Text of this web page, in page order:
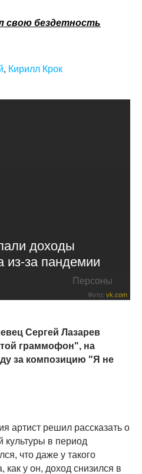
свою бездетность
, Кирилл Крок
доходы
из-за пандемии
Персоны
Фото: vk.com
Сергей Лазарев
граммофон", на
за композицию "Я не
артист решил рассказать о
культуры в период
что даже у такого
как у он, доход снизился в